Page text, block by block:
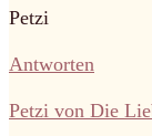
Petzi
Antworten
Petzi von Die